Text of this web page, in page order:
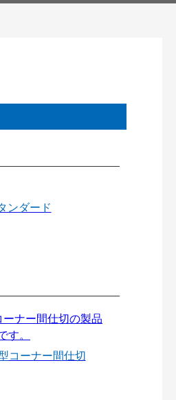
ンダード
コーナー間仕切